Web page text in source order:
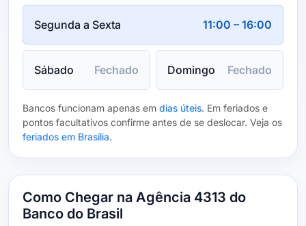
Segunda a Sexta 11:00 – 16:00
Sábado Fechado Domingo Fechado
Bancos funcionam apenas em dias úteis. Em feriados e
pontos facultativos confirme antes de se deslocar. Veja os
feriados em Brasília.
Como Chegar na Agência 4313 do
Banco do Brasil